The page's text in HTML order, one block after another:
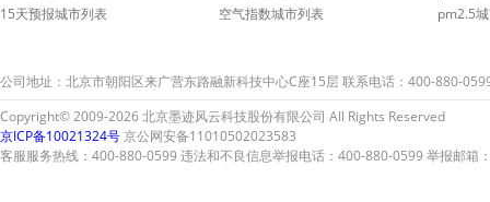
15天预报城市列表
空气指数城市列表
pm2.5
公司地址：北京市朝阳区来广营东路融新科技中心C座15层 联系电话：400-880-
Copyright© 2009-2026 北京墨迹风云科技股份有限公司 All Rights Reserved
京ICP备10021324号京公网安备11010502023583
客服服务热线：400-880-0599 违法和不良信息举报电话：400-880-0599 举报邮箱